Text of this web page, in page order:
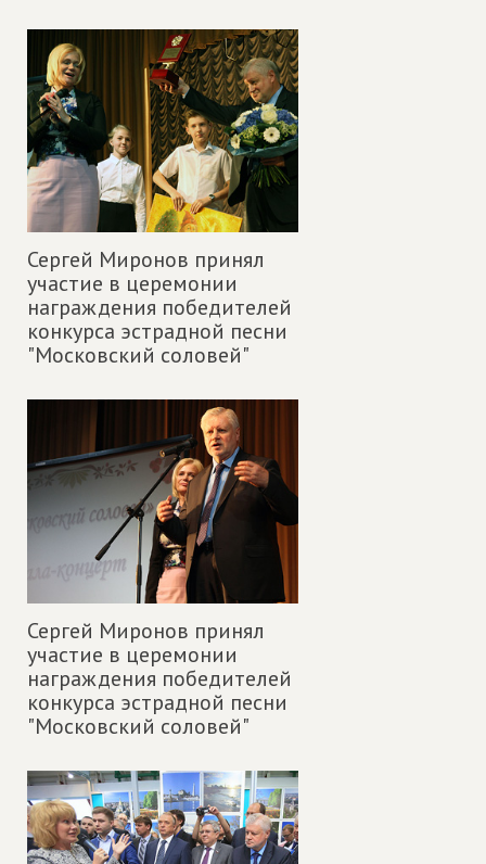
Сергей Миронов принял
участие в церемонии
награждения победителей
конкурса эстрадной песни
"Московский соловей"
Сергей Миронов принял
участие в церемонии
награждения победителей
конкурса эстрадной песни
"Московский соловей"